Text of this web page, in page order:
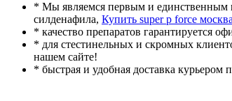
* Мы являемся первым и единственным
силденафила, Купить super p force
* качество препаратов гарантируется
* для стестинельных и скромных
нашем сайте!
* быстрая и удобная доставка